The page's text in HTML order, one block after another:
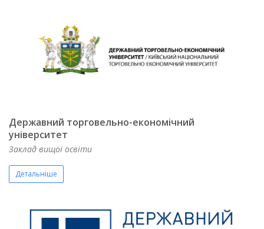
Державний торговельно-економічний
університет
Заклад вищої освіти
Детальніше